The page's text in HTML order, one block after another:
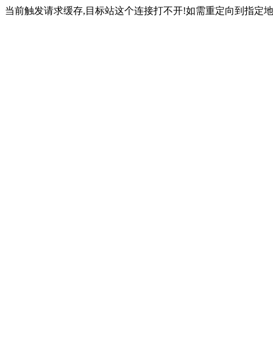
当前触发请求缓存,目标站这个连接打不开!如需重定向到指定